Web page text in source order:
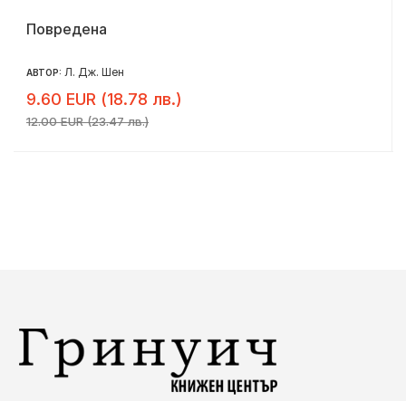
Повредена
АВТОР: Л. Дж. Шен
9.60 EUR (18.78 лв.)
12.00 EUR (23.47 лв.)